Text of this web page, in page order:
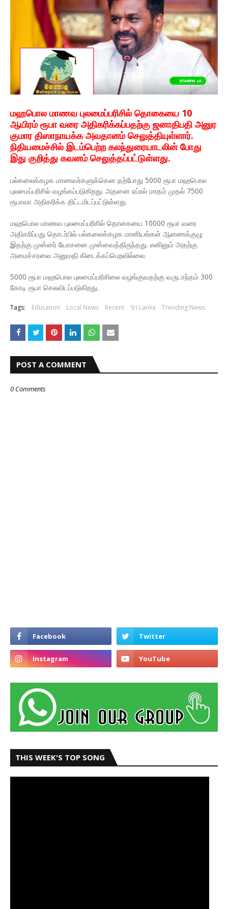
மஹபொல மாணவ புலமைப்பரிசில் தொகையை 10
ஆயிரம் ரூபா வரை அதிகரிக்கப்பதற்கு ஜனாதிபதி அனுர
குமார திஸாநாயக்க அவதானம் செலுத்தியுள்ளார்.
நிதியமைச்சில் இடம்பெற்ற கலந்துரையாடலின் போது
இது குறித்து கவனம் செலுத்தப்பட்டுள்ளது.
பல்கலைக்கழக மாணவர்களுக்கென தற்போது 5000 ரூபா மஹபொல
புலமைப்பரிசில் வழங்கப்படுகிறது. அதனை ஏப்ரல் மாதம் முதல் 7500
ரூபாவா அதிகரிக்க திட்டமிடப்பட்டுள்ளது.
மஹபொல மாணவ புலமைப்பரிசில் தொகையை 10000 ரூபா வரை
அதிகரிப்பது தொடர்பில் பல்கலைக்கழக மானியங்கள் ஆணைக்குழு
இதற்கு முன்னர் யோசனை முன்வைத்திருந்தது. எனினும் அதற்கு
அமைச்சரவை அனுமதி கிடைக்கப்பெறவில்லை.
5000 ரூபா மஹபொல புலமைப்பரிசிலை வழங்குவதற்கு வருடாந்தம் 300
கோடி ரூபா செலவிடப்படுகிறது.
Tags: Education Local News Recent Sri Lanka Trending News
POST A COMMENT
0 Comments
THIS WEEK'S TOP SONG